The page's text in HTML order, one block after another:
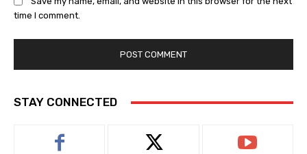
time I comment.
STAY CONNECTED